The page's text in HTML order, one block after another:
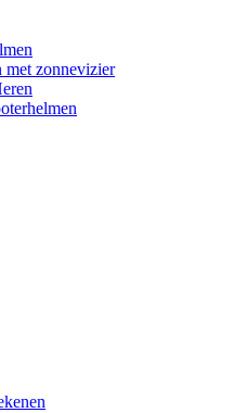
met zonnevizier